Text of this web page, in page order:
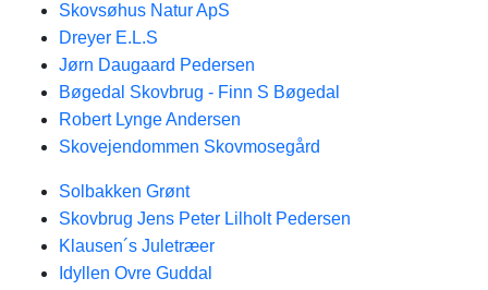
Skovsøhus Natur ApS
Dreyer E.L.S
Jørn Daugaard Pedersen
Bøgedal Skovbrug - Finn S Bøgedal
Robert Lynge Andersen
Skovejendommen Skovmosegård
Solbakken Grønt
Skovbrug Jens Peter Lilholt Pedersen
Klausen´s Juletræer
Idyllen Ovre Guddal